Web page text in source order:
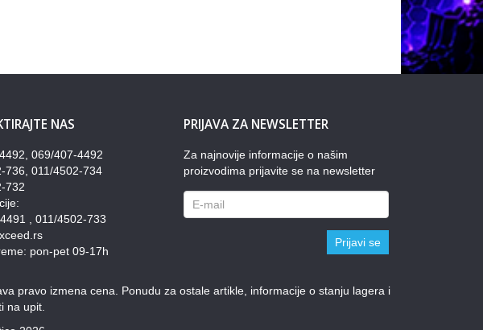
NAS
069/407-4492
736, 011/4502-734
732
, 011/4502-733
pon-pet 09-17h
PRIJAVA ZA NEWSLETTER
Za najnovije informacije o našim
proizvodima prijavite se na newsletter
Prijavi se
pravo izmena cena. Ponudu za ostale artikle, informacije o stanju lagera i
na upit.